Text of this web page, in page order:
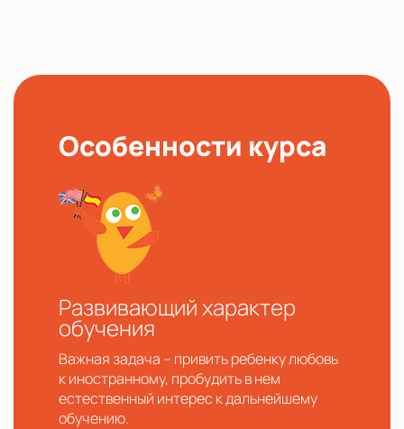
Особенности курса
Развивающий характер
обучения
Важная задача – привить ребенку любовь
к иностранному, пробудить в нем
естественный интерес к дальнейшему
обучению.